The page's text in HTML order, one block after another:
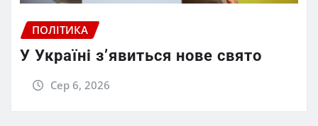
ПОЛІТИКА
У Україні з’явиться нове свято
Сер 6, 2026